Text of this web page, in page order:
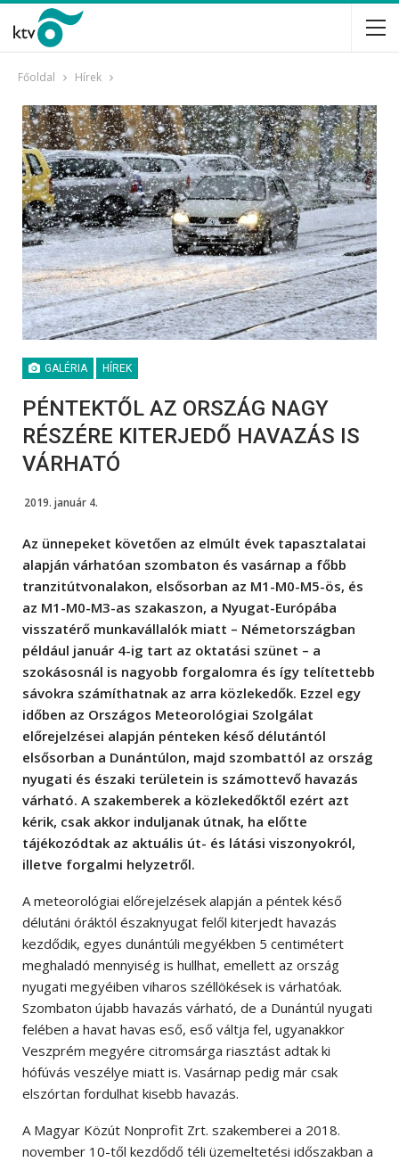
Főoldal Hírek
GALÉRIA HÍREK
PÉNTEKTŐL AZ ORSZÁG NAGY
RÉSZÉRE KITERJEDŐ HAVAZÁS IS
VÁRHATÓ
2019. január 4.
Az ünnepeket követően az elmúlt évek tapasztalatai
alapján várhatóan szombaton és vasárnap a főbb
tranzitútvonalakon, elsősorban az M1-M0-M5-ös, és
az M1-M0-M3-as szakaszon, a Nyugat-Európába
visszatérő munkavállalók miatt – Németországban
például január 4-ig tart az oktatási szünet – a
szokásosnál is nagyobb forgalomra és így telítettebb
sávokra számíthatnak az arra közlekedők. Ezzel egy
időben az Országos Meteorológiai Szolgálat
előrejelzései alapján pénteken késő délutántól
elsősorban a Dunántúlon, majd szombattól az ország
nyugati és északi területein is számottevő havazás
várható. A szakemberek a közlekedőktől ezért azt
kérik, csak akkor induljanak útnak, ha előtte
tájékozódtak az aktuális út- és látási viszonyokról,
illetve forgalmi helyzetről.
A meteorológiai előrejelzések alapján a péntek késő
délutáni óráktól északnyugat felől kiterjedt havazás
kezdődik, egyes dunántúli megyékben 5 centimétert
meghaladó mennyiség is hullhat, emellett az ország
nyugati megyéiben viharos széllökések is várhatóak.
Szombaton újabb havazás várható, de a Dunántúl nyugati
felében a havat havas eső, eső váltja fel, ugyanakkor
Veszprém megyére citromsárga riasztást adtak ki
hófúvás veszélye miatt is. Vasárnap pedig már csak
elszórtan fordulhat kisebb havazás.
A Magyar Közút Nonprofit Zrt. szakemberei a 2018.
november 10-től kezdődő téli üzemeltetési időszakban a